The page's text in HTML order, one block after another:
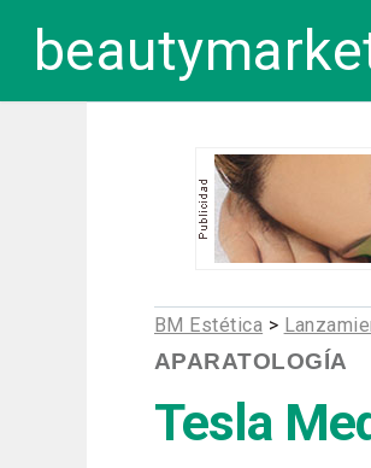
BM Estética >
APARATOLOGÍA
Tesla